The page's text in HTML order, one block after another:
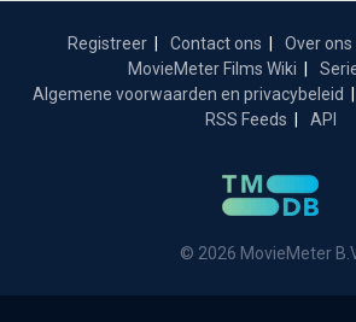
Registreer Contact ons Over ons
MovieMeter Films Wiki
Algemene voorwaarden en privacybeleid
RSS Feeds
API
© 2026 MovieMeter